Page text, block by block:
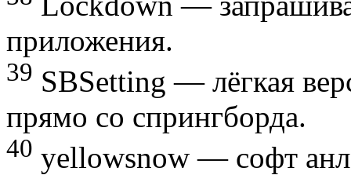
приложения.
39 SBSetting — лёгкая
прямо со спрингборда.
40 yellowsnow — софт